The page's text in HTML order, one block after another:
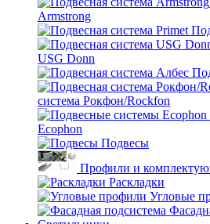
Armstrong
USG Donn
система Рокфон/Rockfon
Ecophon
Подвесы
Профили и
Раскладки
Угловые